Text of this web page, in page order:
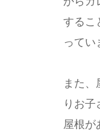
するこ
ってい
また
りお
屋根が